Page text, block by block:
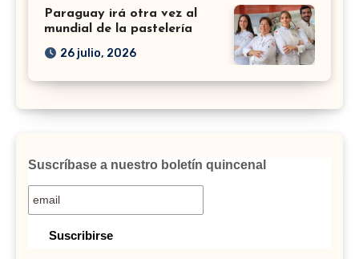
Paraguay irá otra vez al
mundial de la pastelería
26 julio, 2026
Suscríbase a nuestro boletín quincenal